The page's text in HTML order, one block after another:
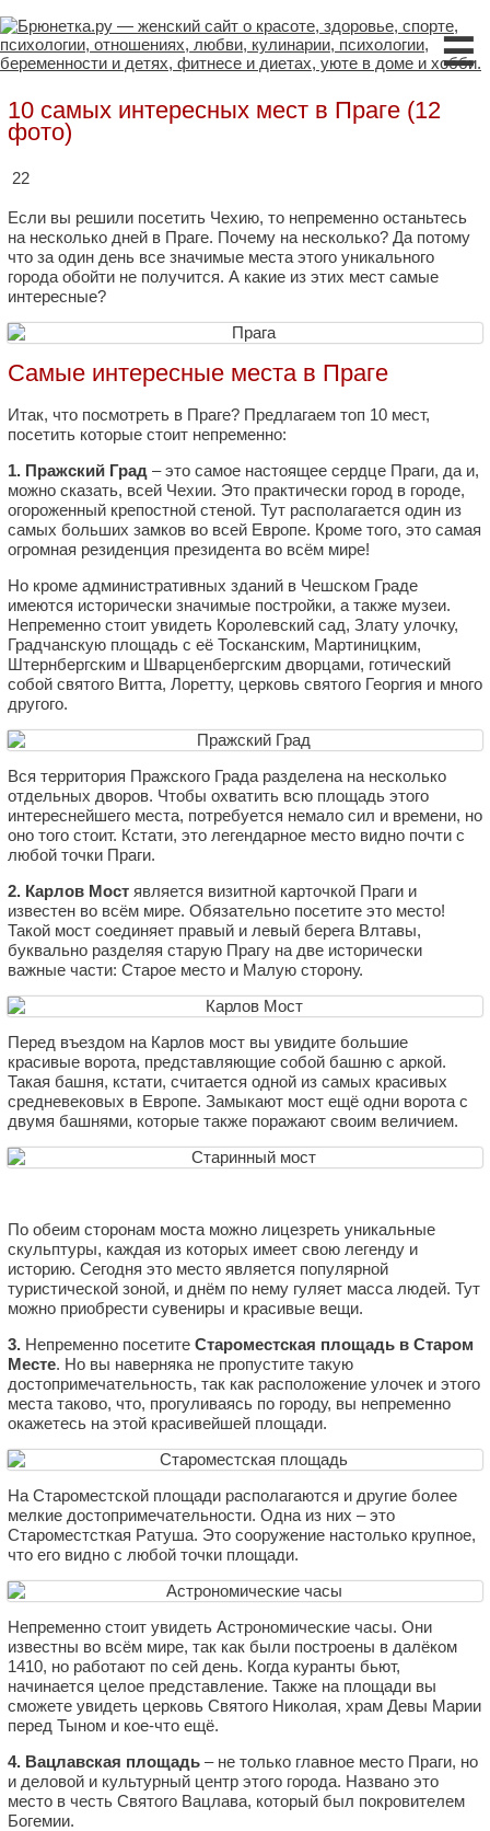
☰
10 самых интересных мест в Праге (12
фото)
22
Если вы решили посетить Чехию, то непременно останьтесь
на несколько дней в Праге. Почему на несколько? Да потому
что за один день все значимые места этого уникального
города обойти не получится. А какие из этих мест самые
интересные?
Самые интересные места в Праге
Итак, что посмотреть в Праге? Предлагаем топ 10 мест,
посетить которые стоит непременно:
1. Пражский Град – это самое настоящее сердце Праги, да и,
можно сказать, всей Чехии. Это практически город в городе,
огороженный крепостной стеной. Тут располагается один из
самых больших замков во всей Европе. Кроме того, это самая
огромная резиденция президента во всём мире!
Но кроме административных зданий в Чешском Граде
имеются исторически значимые постройки, а также музеи.
Непременно стоит увидеть Королевский сад, Злату улочку,
Градчанскую площадь с её Тосканским, Мартиницким,
Штернбергским и Шварценбергским дворцами, готический
собой святого Витта, Лоретту, церковь святого Георгия и много
другого.
Вся территория Пражского Града разделена на несколько
отдельных дворов. Чтобы охватить всю площадь этого
интереснейшего места, потребуется немало сил и времени, но
оно того стоит. Кстати, это легендарное место видно почти с
любой точки Праги.
2. Карлов Мост является визитной карточкой Праги и
известен во всём мире. Обязательно посетите это место!
Такой мост соединяет правый и левый берега Влтавы,
буквально разделяя старую Прагу на две исторически
важные части: Старое место и Малую сторону.
Перед въездом на Карлов мост вы увидите большие
красивые ворота, представляющие собой башню с аркой.
Такая башня, кстати, считается одной из самых красивых
средневековых в Европе. Замыкают мост ещё одни ворота с
двумя башнями, которые также поражают своим величием.
По обеим сторонам моста можно лицезреть уникальные
скульптуры, каждая из которых имеет свою легенду и
историю. Сегодня это место является популярной
туристической зоной, и днём по нему гуляет масса людей. Тут
можно приобрести сувениры и красивые вещи.
3. Непременно посетите Староместская площадь в Старом
Месте. Но вы наверняка не пропустите такую
достопримечательность, так как расположение улочек и этого
места таково, что, прогуливаясь по городу, вы непременно
окажетесь на этой красивейшей площади.
На Староместской площади располагаются и другие более
мелкие достопримечательности. Одна из них – это
Староместсткая Ратуша. Это сооружение настолько крупное,
что его видно с любой точки площади.
Непременно стоит увидеть Астрономические часы. Они
известны во всём мире, так как были построены в далёком
1410, но работают по сей день. Когда куранты бьют,
начинается целое представление. Также на площади вы
сможете увидеть церковь Святого Николая, храм Девы Марии
перед Тыном и кое-что ещё.
4. Вацлавская площадь – не только главное место Праги, но
и деловой и культурный центр этого города. Названо это
место в честь Святого Вацлава, который был покровителем
Богемии.